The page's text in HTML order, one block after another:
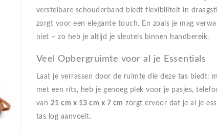
verstelbare schouderband biedt flexibiliteit in
zorgt voor een elegante touch. En zoals je mag
niet – zo heb je altijd je sleutels binnen handbereik.
Veel Opbergruimte voor al je Essentials
Laat je verrassen door de ruimte die deze tas biedt:
met een rits, heb je genoeg plek voor je pasjes,
van 21 cm x 13 cm x 7 cm zorgt ervoor dat je al je
tas log aanvoelt.